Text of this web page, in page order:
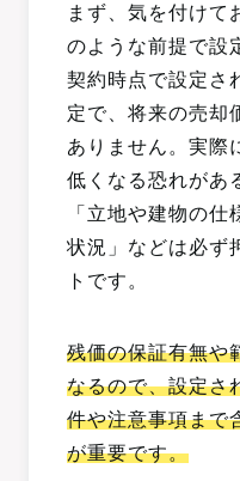
まず、気を付けて
のような前提で設
契約時点で設定さ
定で、将来の売却
ありません。実際
低くなる恐れがあ
「立地や建物の
状況」などは必ず
トです。
残価の保証有無や
なるので、設定さ
件や注意事項まで
が重要です。